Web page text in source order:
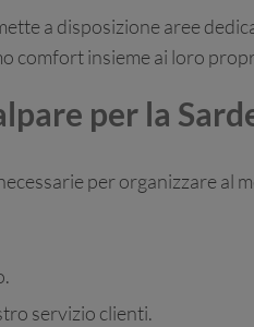
a disposizione aree
comfort insieme ai loro
per la
per organizzare al
servizio clienti.